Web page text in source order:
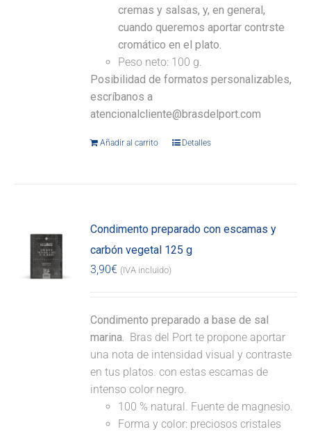
cremas y salsas, y, en general,
cuando queremos aportar contrste
cromático en el plato.
Peso neto: 100 g.
Posibilidad de formatos personalizables,
escríbanos a
atencionalcliente@brasdelport.com
Añadir al carrito Detalles
Condimento preparado con escamas y
carbón vegetal 125 g
3,90€ (IVA incluido)
Condimento preparado a base de sal
marina. Bras del Port te propone aportar
una nota de intensidad visual y contraste
en tus platos. con estas escamas de
intenso color negro.
100 % natural. Fuente de magnesio.
Forma y color: preciosos cristales